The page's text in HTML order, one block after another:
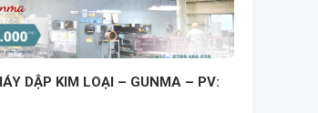
DẬP KIM LOẠI – GUNMA – PV: